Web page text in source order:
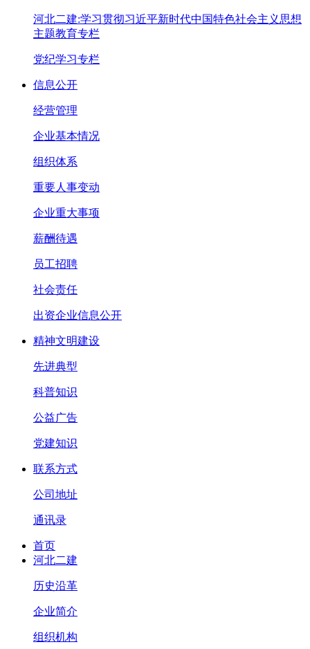
河北二建:学习贯彻习近平新时代中国特色社会主义思想
主题教育专栏
党纪学习专栏
信息公开
经营管理
企业基本情况
组织体系
重要人事变动
企业重大事项
薪酬待遇
员工招聘
社会责任
出资企业信息公开
精神文明建设
先进典型
科普知识
公益广告
党建知识
联系方式
公司地址
通讯录
首页
河北二建
历史沿革
企业简介
组织机构